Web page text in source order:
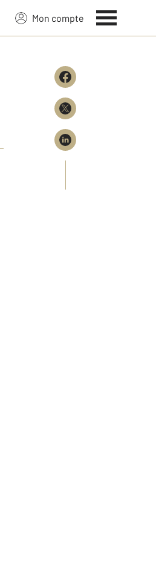
Mon compte